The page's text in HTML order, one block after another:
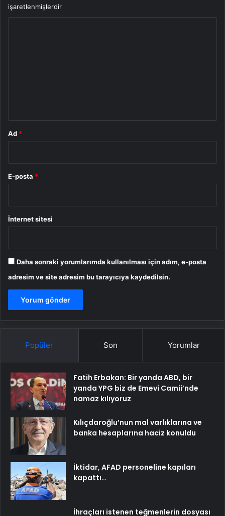
işaretlenmişlerdir
Ad *
E-posta *
İnternet sitesi
Daha sonraki yorumlarımda kullanılması için adım, e-posta
adresim ve site adresim bu tarayıcıya kaydedilsin.
Popüler Son Yorumlar
Fatih Erbakan: Bir yanda ABD, bir
yanda YPG biz de Emevi Camii’nde
namaz kılıyoruz
Kılıçdaroğlu’nun mal varlıklarına ve
banka hesaplarına haciz konuldu
İktidar, AFAD personeline kapıları
kapattı…
İhraçları istenen teğmenlerin dosyası